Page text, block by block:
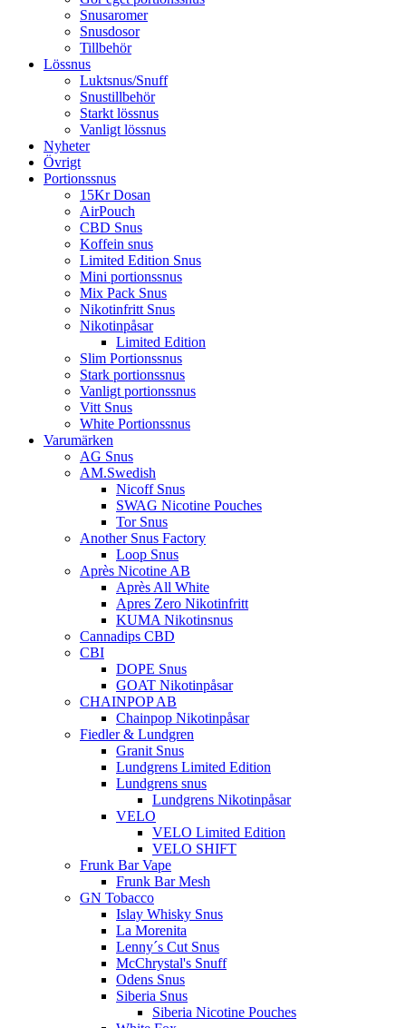
Snusaromer
Snusdosor
Tillbehör
Lössnus
Luktsnus/Snuff
Snustillbehör
Starkt lössnus
Vanligt lössnus
Nyheter
Övrigt
Portionssnus
15Kr Dosan
AirPouch
CBD Snus
Koffein snus
Limited Edition Snus
Mini portionssnus
Mix Pack Snus
Nikotinfritt Snus
Nikotinpåsar
Limited Edition
Slim Portionssnus
Stark portionssnus
Vanligt portionssnus
Vitt Snus
White Portionssnus
Varumärken
AG Snus
AM.Swedish
Nicoff Snus
SWAG Nicotine Pouches
Tor Snus
Another Snus Factory
Loop Snus
Après Nicotine AB
Après All White
Apres Zero Nikotinfritt
KUMA Nikotinsnus
Cannadips CBD
CBI
DOPE Snus
GOAT Nikotinpåsar
CHAINPOP AB
Chainpop Nikotinpåsar
Fiedler & Lundgren
Granit Snus
Lundgrens Limited Edition
Lundgrens snus
Lundgrens Nikotinpåsar
VELO
VELO Limited Edition
VELO SHIFT
Frunk Bar Vape
Frunk Bar Mesh
GN Tobacco
Islay Whisky Snus
La Morenita
Lenny´s Cut Snus
McChrystal's Snuff
Odens Snus
Siberia Snus
Siberia Nicotine Pouches